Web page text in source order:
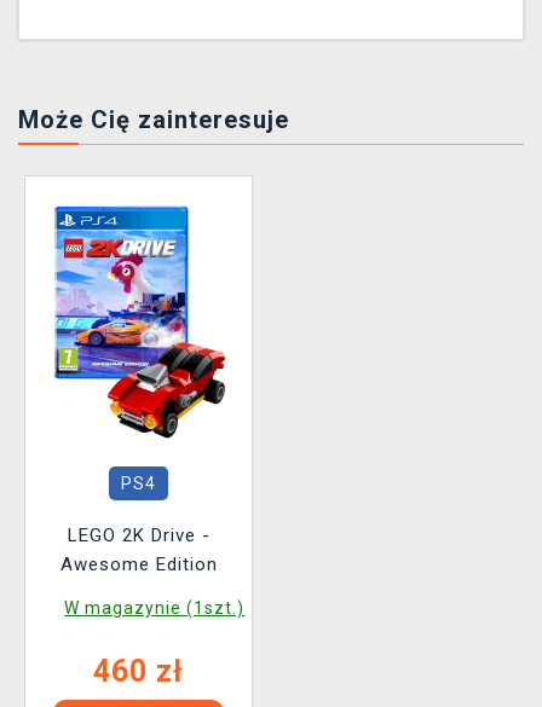
Może Cię zainteresuje
PS4
LEGO 2K Drive -
Awesome Edition
W magazynie (1szt.)
460 zł